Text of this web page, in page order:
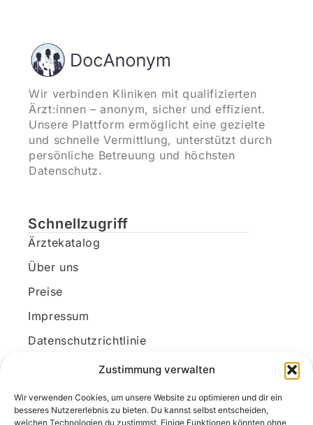
Zustimmung verwalten
Wir verwenden Cookies, um unsere Website zu optimieren und dir ein
besseres Nutzererlebnis zu bieten. Du kannst selbst entscheiden,
welchen Technologien du zustimmst. Einige Funktionen könnten ohne
Wir verbinden Kliniken mit qualifizierten
Ärzt:innen – anonym, sicher und effizient.
Unsere Plattform ermöglicht eine gezielte
und schnelle Vermittlung, unterstützt durch
persönliche Betreuung und höchsten
Datenschutz.
Schnellzugriff
Ärztekatalog
Über uns
Preise
Impressum
Datenschutzrichtlinie
Kundenkonto
Unsere Kontaktdaten